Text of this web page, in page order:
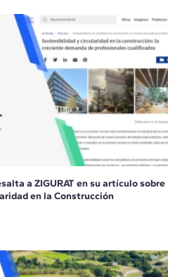
a ZIGURAT en su artículo sobre
en la Construcción